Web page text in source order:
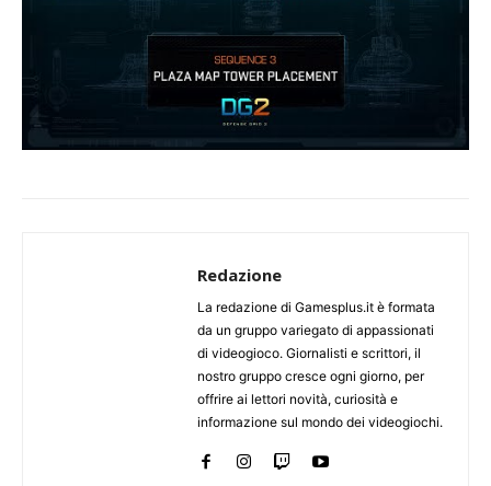
Redazione
La redazione di Gamesplus.it è formata
da un gruppo variegato di appassionati
di videogioco. Giornalisti e scrittori, il
nostro gruppo cresce ogni giorno, per
offrire ai lettori novità, curiosità e
informazione sul mondo dei videogiochi.